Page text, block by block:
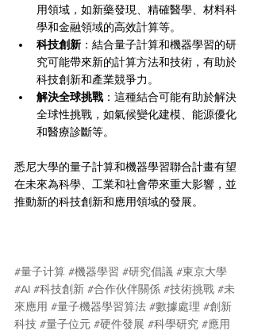
用領域，如新藥發現、精確醫學、材料科
學和金融領域的高效計算等。
科技創新 ：結合量子計算和機器學習的研
究可能帶來新的計算方法和技術，有助於
科技創新和產業競爭力。
解決全球挑戰 ：這種結合可能有助於解決
全球性挑戰，如氣候變化建模、能源優化
和醫療診斷等。
悉尼大學的量子計算和機器學習聯合計畫有望
在未來為科學、工業和社會帶來重大影響，並
推動新的科技創新和應用領域的發展。
#量子计算 #機器學習 #研究倡議 #東京大學
#AI #科技創新 #合作伙伴關係 #技術挑戰 #未
來應用 #量子機器學習算法 #數據處理 #創新
科技 #量子位元 #硬件發展 #科學研究 #應用